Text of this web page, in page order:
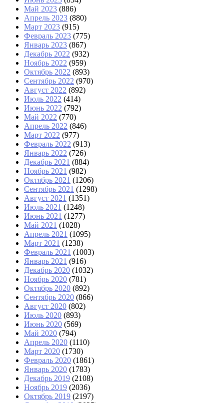
Май 2023 (886)
Апрель 2023 (880)
Март 2023 (915)
Февраль 2023 (775)
Январь 2023 (867)
Декабрь 2022 (932)
Ноябрь 2022 (959)
Октябрь 2022 (893)
Сентябрь 2022 (970)
Август 2022 (892)
Июль 2022 (414)
Июнь 2022 (792)
Май 2022 (770)
Апрель 2022 (846)
Март 2022 (977)
Февраль 2022 (913)
Январь 2022 (726)
Декабрь 2021 (884)
Ноябрь 2021 (982)
Октябрь 2021 (1206)
Сентябрь 2021 (1298)
Август 2021 (1351)
Июль 2021 (1248)
Июнь 2021 (1277)
Май 2021 (1028)
Апрель 2021 (1095)
Март 2021 (1238)
Февраль 2021 (1003)
Январь 2021 (916)
Декабрь 2020 (1032)
Ноябрь 2020 (781)
Октябрь 2020 (892)
Сентябрь 2020 (866)
Август 2020 (802)
Июль 2020 (893)
Июнь 2020 (569)
Май 2020 (794)
Апрель 2020 (1110)
Март 2020 (1730)
Февраль 2020 (1861)
Январь 2020 (1783)
Декабрь 2019 (2108)
Ноябрь 2019 (2036)
Октябрь 2019 (2197)